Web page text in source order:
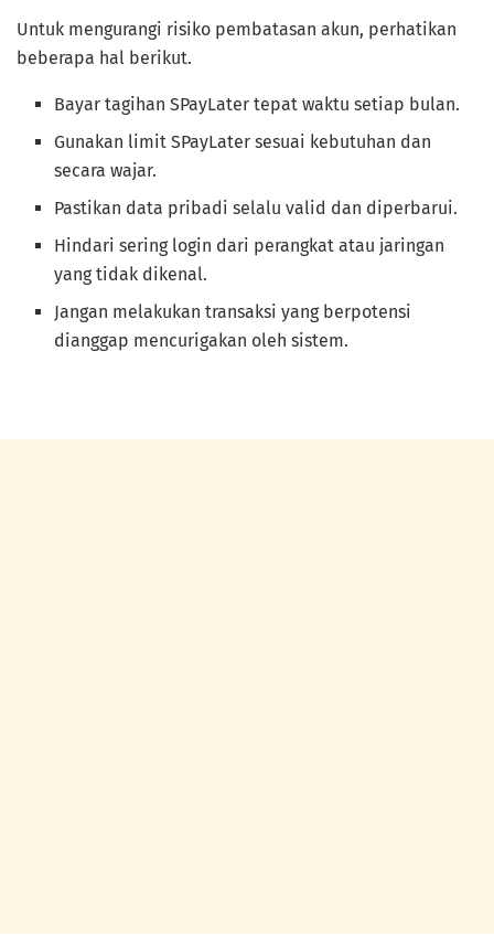
Untuk mengurangi risiko pembatasan akun, perhatikan
beberapa hal berikut.
Bayar tagihan SPayLater tepat waktu setiap bulan.
Gunakan limit SPayLater sesuai kebutuhan dan
secara wajar.
Pastikan data pribadi selalu valid dan diperbarui.
Hindari sering login dari perangkat atau jaringan
yang tidak dikenal.
Jangan melakukan transaksi yang berpotensi
dianggap mencurigakan oleh sistem.